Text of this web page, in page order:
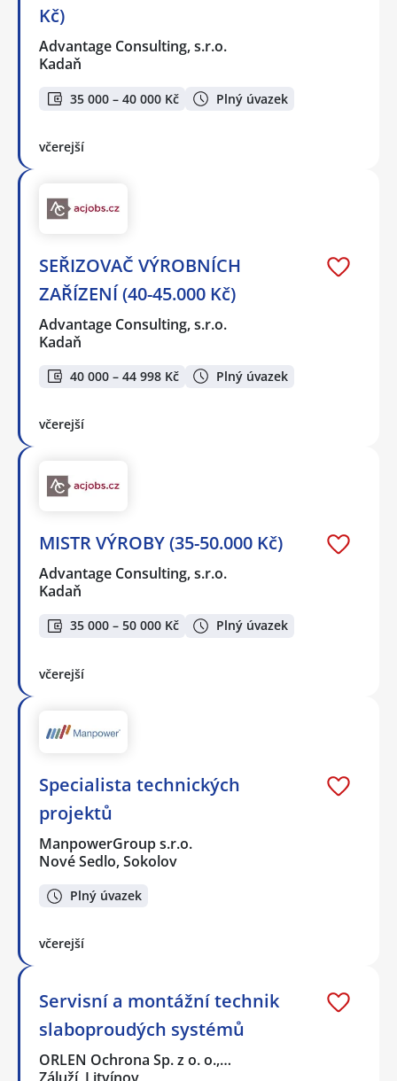
Kč)
Advantage Consulting, s.r.o.
Kadaň
35 000 – 40 000 Kč Plný úvazek
včerejší
SEŘIZOVAČ VÝROBNÍCH
ZAŘÍZENÍ (40-45.000 Kč)
Advantage Consulting, s.r.o.
Kadaň
40 000 – 44 998 Kč Plný úvazek
včerejší
MISTR VÝROBY (35-50.000 Kč)
Advantage Consulting, s.r.o.
Kadaň
35 000 – 50 000 Kč Plný úvazek
včerejší
Specialista technických
projektů
ManpowerGroup s.r.o.
Nové Sedlo, Sokolov
Plný úvazek
včerejší
Servisní a montážní technik
slaboproudých systémů
ORLEN Ochrona Sp. z o. o.,…